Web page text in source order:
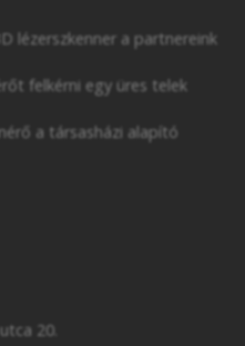
lézerszkenner a partnereink
felkérni egy üres telek
a társasházi alapító
20.